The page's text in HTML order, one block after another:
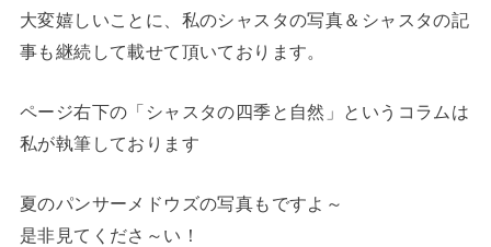
大変嬉しいことに、私のシャスタの写真＆シャスタの記
事も継続して載せて頂いております。
ページ右下の「シャスタの四季と自然」というコラムは
私が執筆しております
夏のパンサーメドウズの写真もですよ～
是非見てくださ～い！